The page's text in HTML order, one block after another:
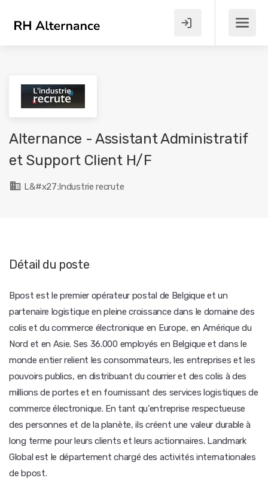
Alternance - Assistant Administratif
et Support Client H/F
L&#x27;Industrie recrute
Détail du poste
Bpost est le premier opérateur postal de Belgique et un
partenaire logistique en pleine croissance dans le domaine des
colis et du commerce électronique en Europe, en Amérique du
Nord et en Asie. Ses 36.000 employés en Belgique et dans le
monde entier relient les consommateurs, les entreprises et les
pouvoirs publics, en distribuant du courrier et des colis à des
millions de portes et en fournissant des services logistiques de
commerce électronique. En tant qu'entreprise respectueuse
des personnes et de la planète, ils créent une valeur durable à
long terme pour leurs clients et leurs actionnaires. Landmark
Global est le département chargé des activités internationales
de bpost.